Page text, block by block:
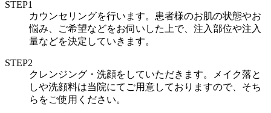
STEP1
カウンセリングを行います。患者様のお肌の状態やお
悩み、ご希望などをお伺いした上で、注入部位や注入
量などを決定していきます。
STEP2
クレンジング・洗顔をしていただきます。メイク落と
しや洗顔料は当院にてご用意しておりますので、そち
らをご使用ください。